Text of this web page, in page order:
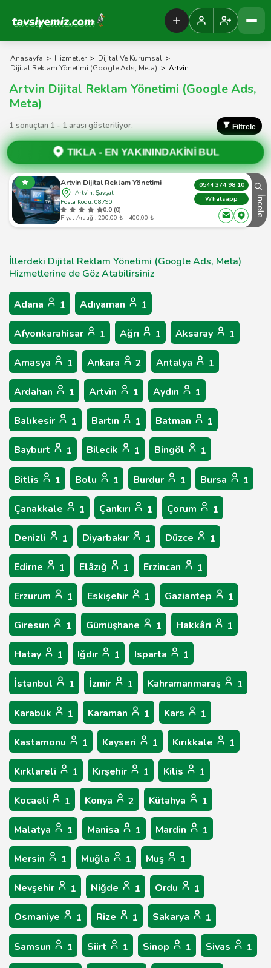
Tavsiyemiz Anasayfa
Anasayfa > Hizmetler > Dijital Ve Kurumsal >
Dijital Reklam Yönetimi (Google Ads, Meta) > Artvin
Artvin Dijital Reklam Yönetimi (Google Ads,
Meta)
1 sonuçtan 1 - 1 arası gösteriliyor. Filtrele
TIKLA -EN YAKININDAKİNİ BUL
Artvin Dijital Reklam Yönetimi
Artvin, Şavşat
Posta Kodu: 08790
0.0 (0)
Fiyat Aralığı: 200,00 ₺ - 400,00 ₺
0544 374 98 10
Whatsapp
İncele
İllerdeki Dijital Reklam Yönetimi (Google Ads, Meta)
Hizmetlerine de Göz Atabilirsiniz
Adana 1 Adıyaman 1
Afyonkarahisar 1 Ağrı 1 Aksaray 1
Amasya 1 Ankara 2 Antalya 1
Ardahan 1 Artvin 1 Aydın 1
Balıkesir 1 Bartın 1 Batman 1
Bayburt 1 Bilecik 1 Bingöl 1
Bitlis 1 Bolu 1 Burdur 1 Bursa 1
Çanakkale 1 Çankırı 1 Çorum 1
Denizli 1 Diyarbakır 1 Düzce 1
Edirne 1 Elâzığ 1 Erzincan 1
Erzurum 1 Eskişehir 1 Gaziantep 1
Giresun 1 Gümüşhane 1 Hakkâri 1
Hatay 1 Iğdır 1 Isparta 1
İstanbul 1 İzmir 1 Kahramanmaraş 1
Karabük 1 Karaman 1 Kars 1
Kastamonu 1 Kayseri 1 Kırıkkale 1
Kırklareli 1 Kırşehir 1 Kilis 1
Kocaeli 1 Konya 2 Kütahya 1
Malatya 1 Manisa 1 Mardin 1
Mersin 1 Muğla 1 Muş 1
Nevşehir 1 Niğde 1 Ordu 1
Osmaniye 1 Rize 1 Sakarya 1
Samsun 1 Siirt 1 Sinop 1 Sivas 1